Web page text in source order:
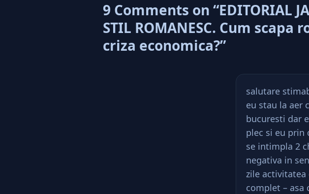
9 Comments on “EDITORIAL
STIL ROMANESC. Cum scapa
criza economica?”
salutare
eu stau la aer
bucuresti dar
plec si eu prin
se intimpla 2
negativa in
zile activitatea
complet – asa